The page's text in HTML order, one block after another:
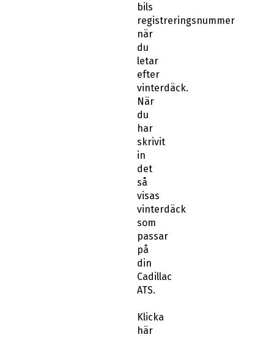
bils
registreringsnummer
när
du
letar
efter
vinterdäck.
När
du
har
skrivit
in
det
så
visas
vinterdäck
som
passar
på
din
Cadillac
ATS.
Klicka
här